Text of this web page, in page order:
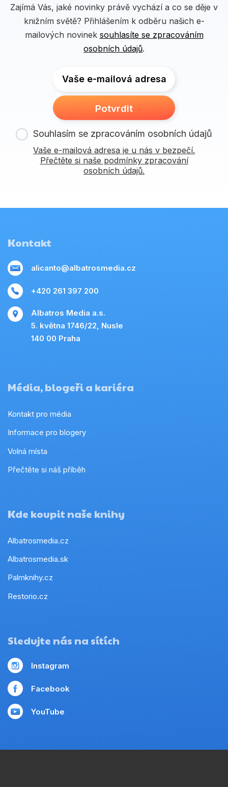
Zajímá Vás, jaké novinky právě vychází a co se děje v
knižním světě? Přihlášením k odběru našich e-
mailových novinek souhlasíte se zpracováním
osobních údajů.
Vaše e-mailová adresa
Potvrdit
Souhlasím se zpracováním osobních údajů
Vaše e-mailová adresa je u nás v bezpečí.
Přečtěte si naše podmínky zpracování
osobních údajů.
Kontakt
alicanto@albatrosmedia.cz
+420 261 397 200
Albatros Media a.s.
5. května 1746/22, Nusle
140 00 Praha
Média, blogeři a kariéra
Kontakt pro média
Informace pro blogery
Volná místa
Přečtěte si náš příběh
Kde koupit naše knihy
Albatrosmedia.cz
Albatrosmedia.sk
Palmknihy.cz
Restorio.cz
Sledujte nás na sítích
Instagram
Facebook
YouTube